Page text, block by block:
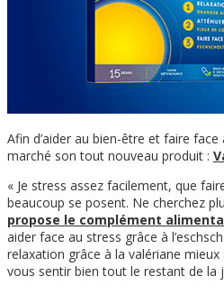
Afin d’aider au bien-être et faire
marché son tout nouveau produit :
« Je stress assez facilement, que
beaucoup se posent. Ne cherchez
propose le complément
aider face au stress grâce à
relaxation grâce à la valériane
vous sentir bien tout le restant de la